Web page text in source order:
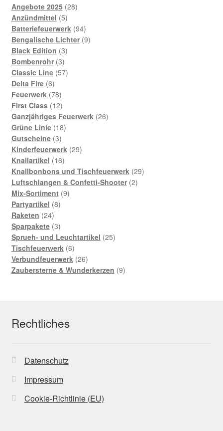
Angebote 2025 2828
Anzündmittel 55
Produkte
Batteriefeuerwerk 9494
Produkte
Bengalische Lichter 99
Black Edition 33
Bombenrohr 33
Produkte
Classic Line 5757
Delta Fire 66
Produkte
Feuerwerk 7878
Produkte
First Class 1212
Produkte
Ganzjähriges Feuerwerk 2626
Grüne Linie 1818
Gutscheine 33
Produkte
Kinderfeuerwerk 2929
Knallartikel 1616
Produkte
Knallbonbons und Tischfeuerwerk 2929
Luftschlangen & Confetti-Shooter 22
Mix-Sortiment 99
Partyartikel 88
Raketen 2424
Produkte
Sparpakete 33
Produkte
Sprueh- und Leuchtartikel 2525
Tischfeuerwerk 66
Produkte
Verbundfeuerwerk 2626
Produkte
Zaubersterne & Wunderkerzen 99
Rechtliches
Datenschutz
Impressum
Cookie-Richtlinie (EU)